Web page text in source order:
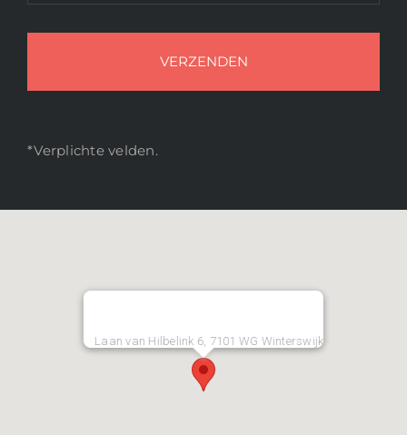
*Verplichte velden.
Laan van Hilbelink 6, 7101 WG Winterswijk